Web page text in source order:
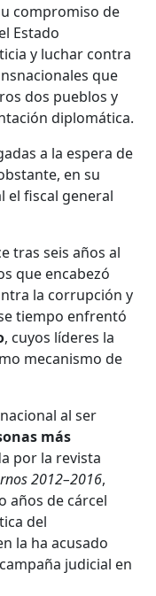
compromiso de
Estado
y luchar contra
que
dos pueblos y
diplomática.
a la espera de
en su
el fiscal general
tras seis años al
que encabezó
la corrupción y
tiempo enfrentó
, cuyos líderes la
mecanismo de
al ser
más
por la revista
2012–2016,
años de cárcel
del
la ha acusado
judicial en